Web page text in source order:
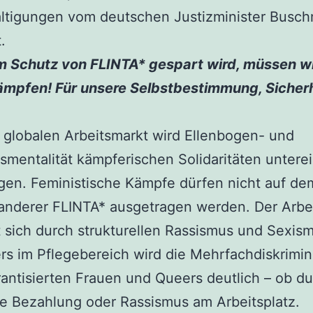
vom deutschen Justizminister
Schutz von FLINTA* gespart wird, müssen
Für unsere Selbstbestimmung,
Arbeitsmarkt wird Ellenbogen- und
kämpferischen Solidaritäten
Feministische Kämpfe dürfen nicht auf
FLINTA* ausgetragen werden. Der
durch strukturellen Rassismus und
im Pflegebereich wird die
Frauen und Queers deutlich – ob
Bezahlung oder Rassismus am Arbeitsplatz.